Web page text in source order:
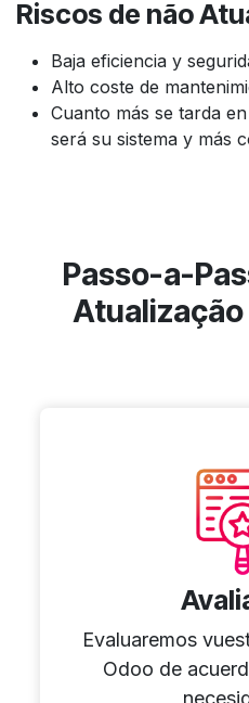
Riscos de não
Baja eficiencia y
Alto coste de
Cuanto más se tarda
será su sistema y más
Passo-a-
Evaluaremos
Odoo de